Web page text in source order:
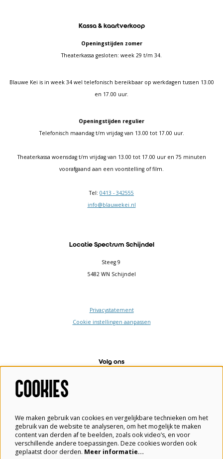
Kassa & kaartverkoop
Openingstijden zomer
Theaterkassa gesloten: week 29 t/m 34.
Blauwe Kei is in week 34 wel telefonisch bereikbaar op werkdagen tussen 13.00
en 17.00 uur.
Openingstijden regulier
Telefonisch maandag t/m vrijdag van 13.00 tot 17.00 uur.
Theaterkassa woensdag t/m vrijdag van 13.00 tot 17.00 uur en 75 minuten
voorafgaand aan een voorstelling of film.
Tel: 0413 - 342555
info@blauwekei.nl
Locatie Spectrum Schijndel
Steeg 9
5482 WN Schijndel
Privacystatement
Cookie instellingen aanpassen
Volg ons
Aanmelden
COOKIES
We maken gebruik van cookies en vergelijkbare technieken om het
gebruik van de website te analyseren, om het mogelijk te maken
content van derden af te beelden, zoals ook video’s, en voor
verschillende andere toepassingen. Deze cookies worden ook
geplaatst door derden. Meer informatie…